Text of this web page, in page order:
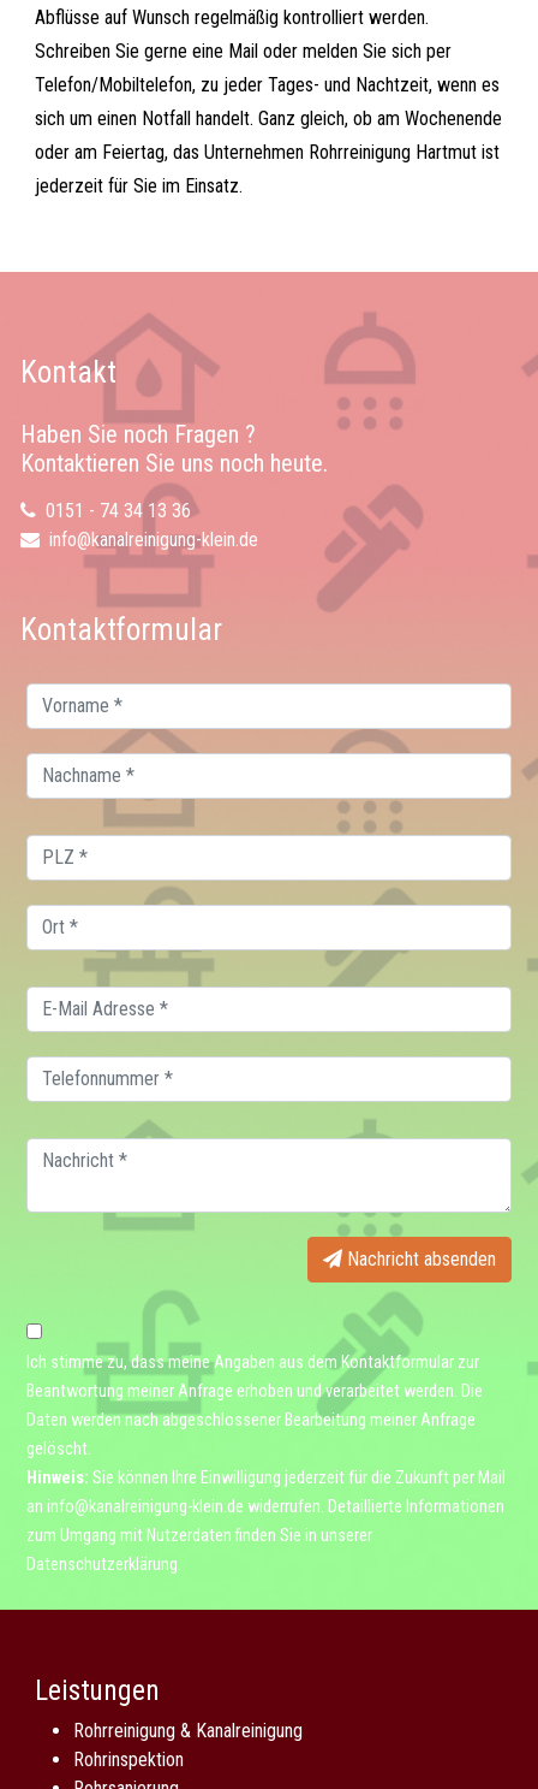
Abflüsse auf Wunsch regelmäßig kontrolliert werden.
Schreiben Sie gerne eine Mail oder melden Sie sich per
Telefon/Mobiltelefon, zu jeder Tages- und Nachtzeit, wenn es
sich um einen Notfall handelt. Ganz gleich, ob am Wochenende
oder am Feiertag, das Unternehmen Rohrreinigung Hartmut ist
jederzeit für Sie im Einsatz.
Kontakt
Haben Sie noch Fragen ?
Kontaktieren Sie uns noch heute.
0151 - 74 34 13 36
info@kanalreinigung-klein.de
Kontaktformular
Nachricht absenden
Ich stimme zu, dass meine Angaben aus dem Kontaktformular zur
Beantwortung meiner Anfrage erhoben und verarbeitet werden. Die
Daten werden nach abgeschlossener Bearbeitung meiner Anfrage
gelöscht.
Hinweis: Sie können Ihre Einwilligung jederzeit für die Zukunft per Mail
an info@kanalreinigung-klein.de widerrufen. Detaillierte Informationen
zum Umgang mit Nutzerdaten finden Sie in unserer
Datenschutzerklärung.
Leistungen
Rohrreinigung & Kanalreinigung
Rohrinspektion